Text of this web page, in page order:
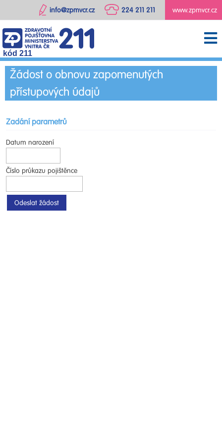
www.zpmvcr.cz
224 211 211
info@zpmvcr.cz
kód 211
Žádost o obnovu zapomenutých
přístupových údajů
Zadání parametrů
Datum narození
Číslo průkazu pojištěnce